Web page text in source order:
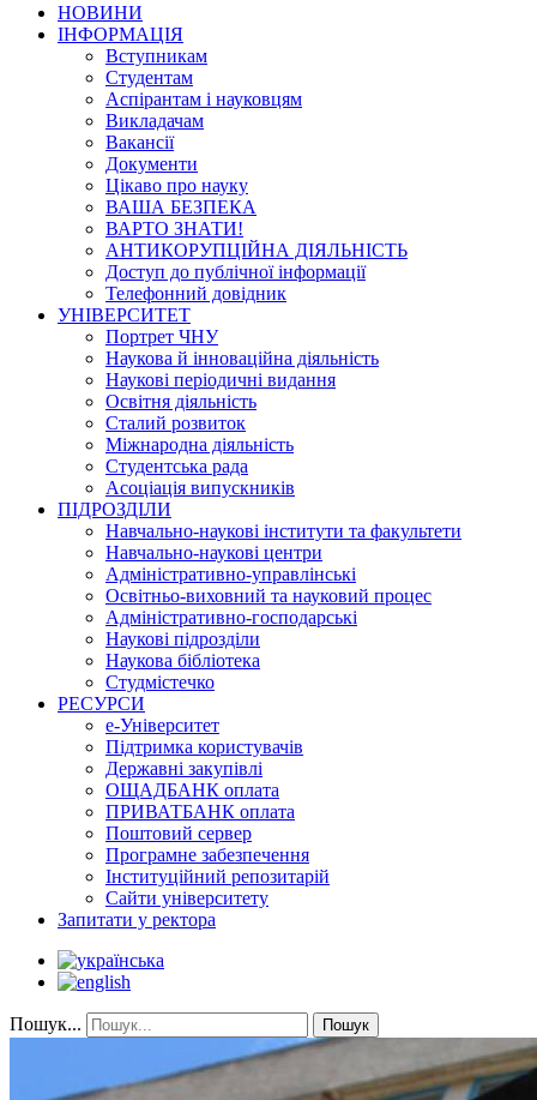
НОВИНИ
ІНФОРМАЦІЯ
Вступникам
Студентам
Аспірантам і науковцям
Викладачам
Вакансії
Документи
Цікаво про науку
ВАША БЕЗПЕКА
ВАРТО ЗНАТИ!
АНТИКОРУПЦІЙНА ДІЯЛЬНІСТЬ
Доступ до публічної інформації
Телефонний довідник
УНІВЕРСИТЕТ
Портрет ЧНУ
Наукова й інноваційна діяльність
Наукові періодичні видання
Освітня діяльність
Сталий розвиток
Міжнародна діяльність
Студентська рада
Асоціація випускників
ПІДРОЗДІЛИ
Навчально-наукові інститути та факультети
Навчально-наукові центри
Адміністративно-управлінські
Освітньо-виховний та науковий процес
Адміністративно-господарські
Наукові підрозділи
Наукова бібліотека
Студмістечко
РЕСУРСИ
е-Університет
Підтримка користувачів
Державні закупівлі
ОЩАДБАНК оплата
ПРИВАТБАНК оплата
Поштовий сервер
Програмне забезпечення
Інституційний репозитарій
Сайти університету
Запитати у ректора
Пошук... Пошук